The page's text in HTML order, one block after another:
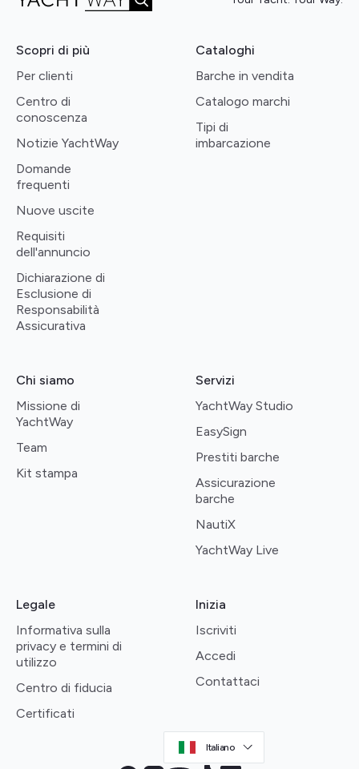
Scopri di più
Per clienti
Centro di
conoscenza
Notizie YachtWay
Domande
frequenti
Nuove uscite
Requisiti
dell'annuncio
Dichiarazione di
Esclusione di
Responsabilità
Assicurativa
Cataloghi
Barche in vendita
Catalogo marchi
Tipi di
imbarcazione
Chi siamo
Missione di
YachtWay
Team
Kit stampa
Servizi
YachtWay Studio
EasySign
Prestiti barche
Assicurazione
barche
NautiX
YachtWay Live
Legale
Informativa sulla
privacy e termini di
utilizzo
Centro di fiducia
Certificati
Inizia
Iscriviti
Accedi
Contattaci
Italiano